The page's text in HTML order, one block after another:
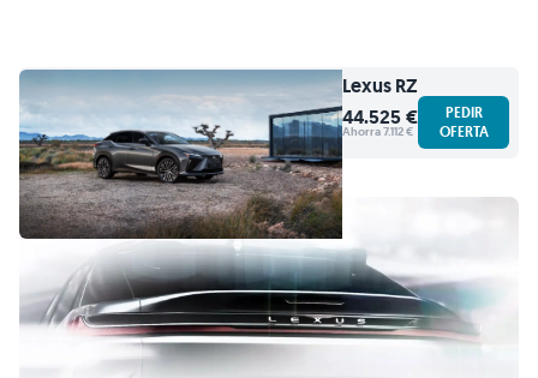
LexusRZ
44.525 €
Ahorra 7.112 €
PEDIR
OFERTA